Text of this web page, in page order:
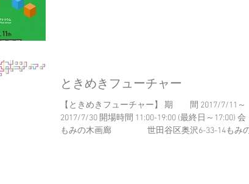
ときめきフューチャー
【ときめきフューチャー】 期 間 2017/7/11～
2017/7/30 開場時間 11:00-19:00 (最終日～17:00) 会 場
もみの木画廊 世田谷区奥沢6-33-14もみの木ビル